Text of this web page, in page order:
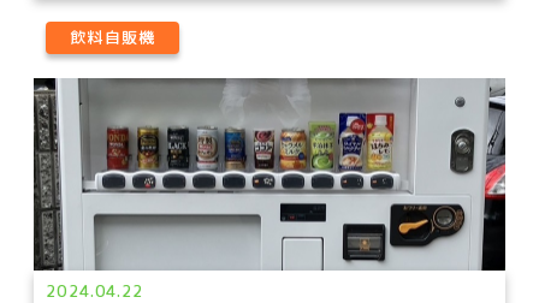
飲料自販機
2024.04.22